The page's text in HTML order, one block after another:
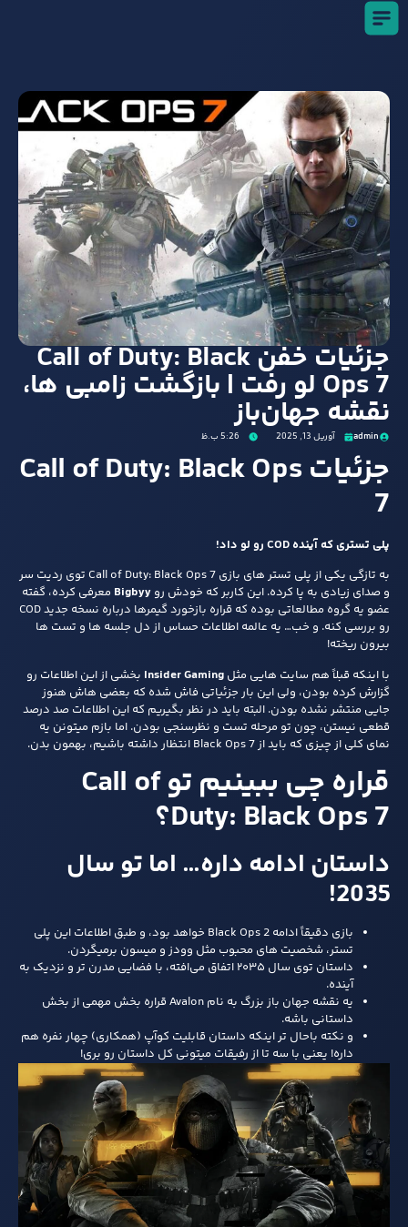
جزئیات خفن Call of Duty: Black
Ops 7 لو رفت | بازگشت زامبی‌ ها،
نقشه جهان‌باز
admin آوریل 13, 2025 5:26 ب.ظ
جزئیات Call of Duty: Black Ops
7
پلی‌ تستری که آینده‌ COD رو لو داد!
به‌ تازگی یکی از پلی‌ تستر های بازی Call of Duty: Black Ops 7 توی ردیت سر
و صدای زیادی به پا کرده. این کاربر که خودش رو Bigbyy معرفی کرده، گفته
عضو یه گروه مطالعاتی بوده که قراره بازخورد گیمرها درباره نسخه جدید COD
رو بررسی کنه. و خب… یه عالمه اطلاعات حساس از دل جلسه‌ ها و تست‌ ها
بیرون ریخته!
با اینکه قبلاً هم سایت‌ هایی مثل Insider Gaming بخشی از این اطلاعات رو
گزارش کرده بودن، ولی این بار جزئیاتی فاش شده که بعضی‌ هاش هنوز
جایی منتشر نشده بودن. البته باید در نظر بگیریم که این اطلاعات صد درصد
قطعی نیستن، چون تو مرحله تست و نظر‌سنجی بودن. اما بازم میتونن یه
نمای کلی از چیزی که باید از Black Ops 7 انتظار داشته باشیم، بهمون بدن.
قراره چی ببینیم تو Call of
Duty: Black Ops 7؟
داستان ادامه داره… اما تو سال
2035!
بازی دقیقاً ادامه‌ Black Ops 2 خواهد بود، و طبق اطلاعات این پلی‌
تستر، شخصیت‌ های محبوب مثل وودز و میسون برمیگردن.
داستان توی سال ۲۰۳۵ اتفاق می‌افته، با فضایی مدرن‌ تر و نزدیک به
آینده.
یه نقشه‌ جهان‌ باز بزرگ به نام Avalon قراره بخش مهمی از بخش
داستانی باشه.
و نکته باحال‌ تر اینکه داستان قابلیت کوآپ (همکاری) چهار نفره هم
داره! یعنی با سه تا از رفیقات میتونی کل داستان رو بری!